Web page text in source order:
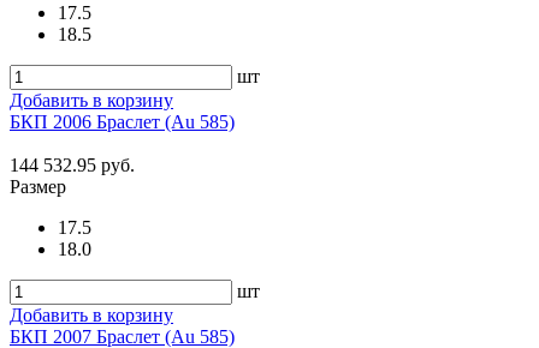
17.5
18.5
шт
Добавить в корзину
БКП 2006 Браслет (Au 585)
144 532.95 руб.
Размер
17.5
18.0
шт
Добавить в корзину
БКП 2007 Браслет (Au 585)